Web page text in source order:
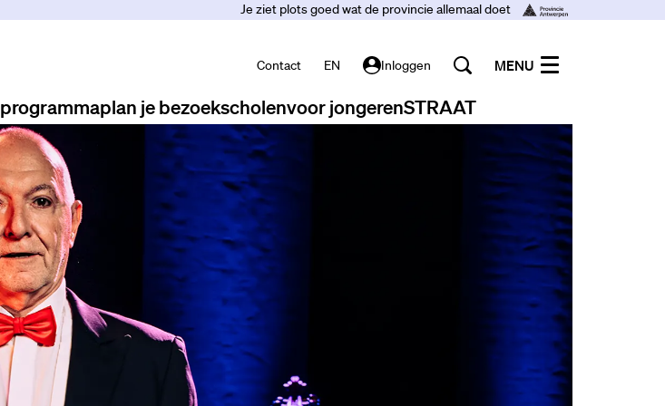
Je ziet plots goed wat de provincie allemaal doet
Contact EN Inloggen
programmaplan je bezoekscholenvoor jongerenSTRAAT
MENU